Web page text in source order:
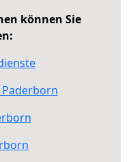
können Sie